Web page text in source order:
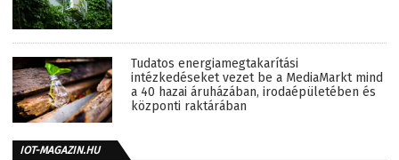
Tudatos energiamegtakarítási
intézkedéseket vezet be a MediaMarkt mind
a 40 hazai áruházában, irodaépületében és
központi raktárában
IOT-MAGAZIN.HU